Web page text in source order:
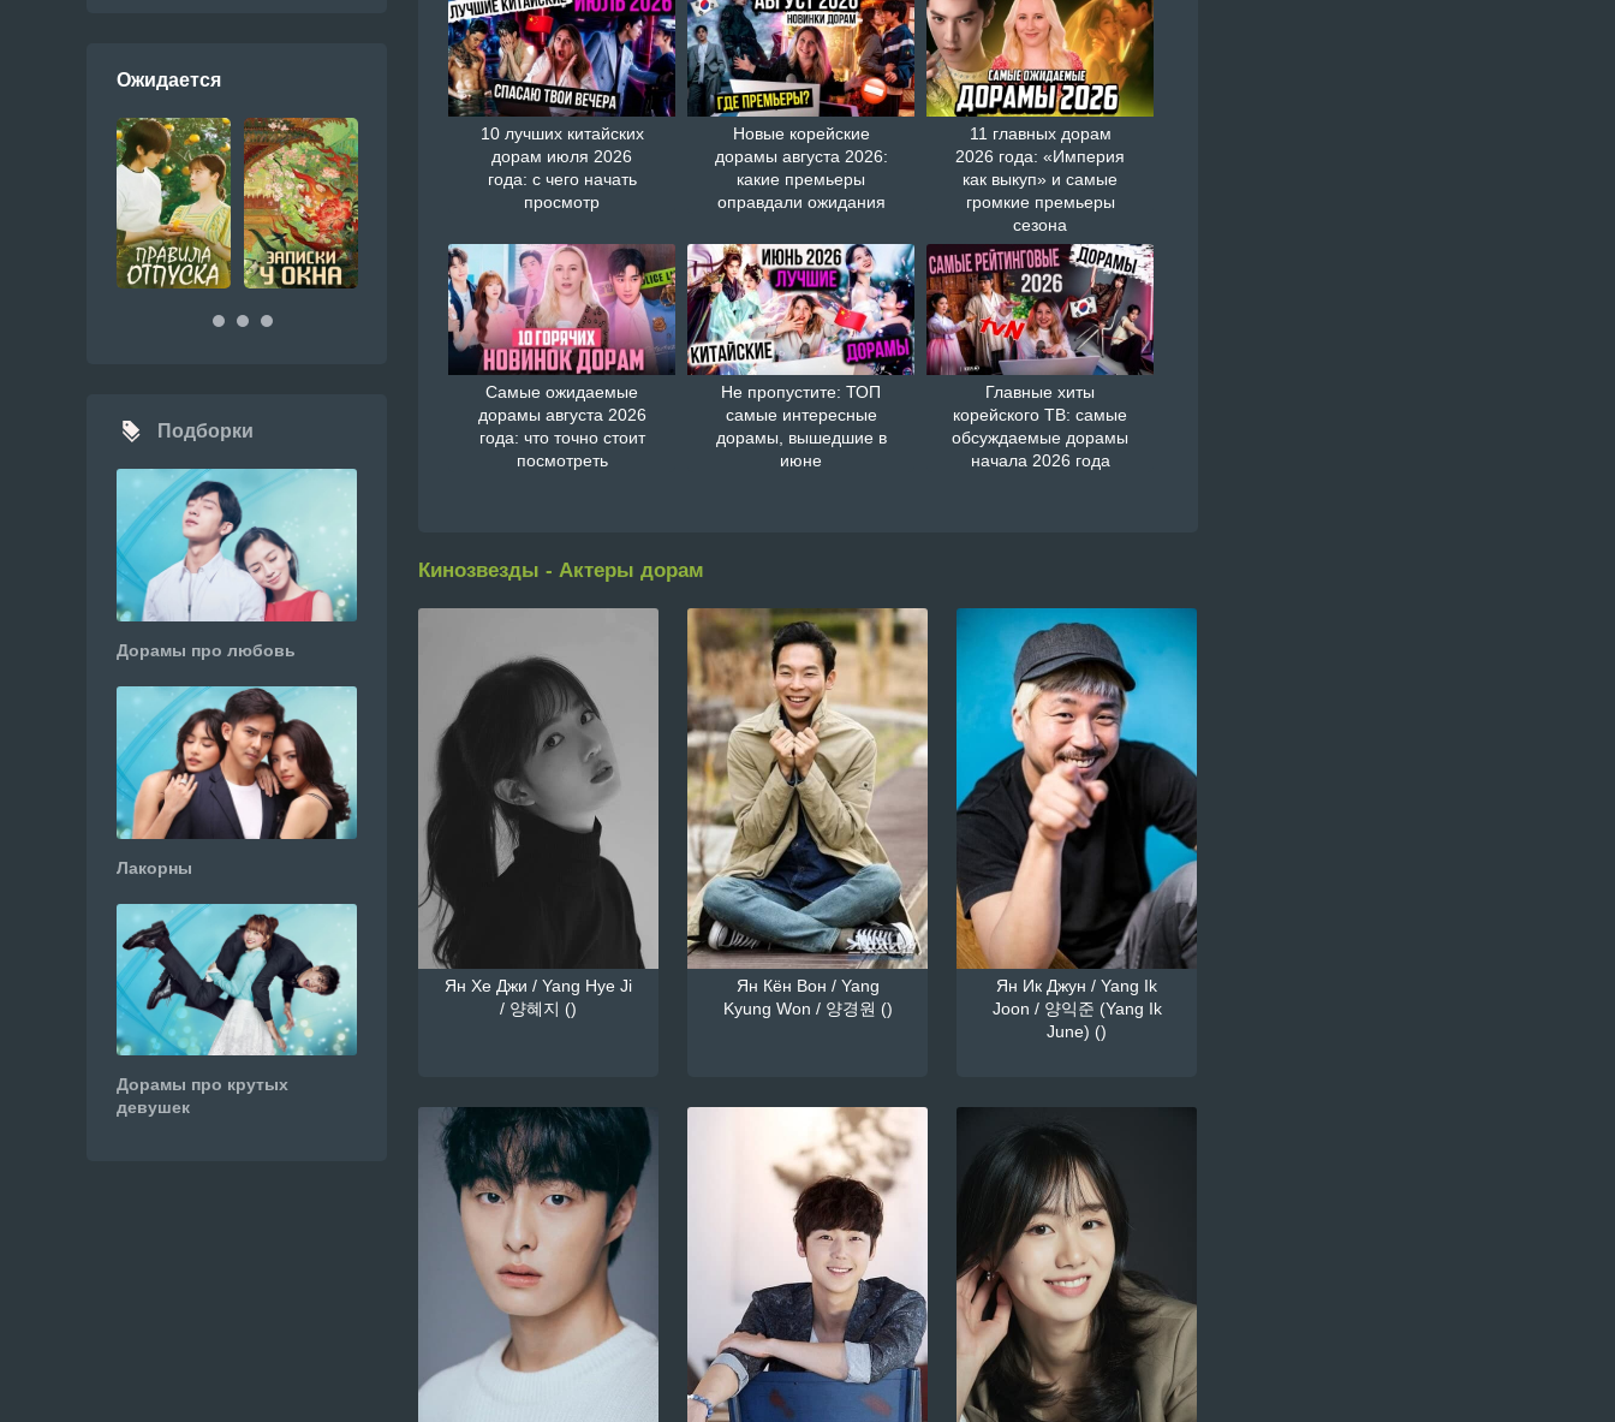
10 лучших китайских
дорам июля 2026
года: с чего начать
просмотр
Новые корейские
дорамы августа 2026:
какие премьеры
оправдали ожидания
11 главных дорам
2026 года: «Империя
как выкуп» и самые
громкие премьеры
сезона
Самые ожидаемые
дорамы августа 2026
года: что точно стоит
посмотреть
Не пропустите: ТОП
самые интересные
дорамы, вышедшие в
июне
Главные хиты
корейского ТВ: самые
обсуждаемые дорамы
начала 2026 года
Кинозвезды - Актеры дорам
Ян Хе Джи / Yang Hye Ji
/ 양혜지 ()
Ян Кён Вон / Yang
Kyung Won / 양경원 ()
Ян Ик Джун / Yang Ik
Joon / 양익준 (Yang Ik
June) ()
Ожидается
Подборки
Дорамы про любовь
Лакорны
Дорамы про крутых
девушек